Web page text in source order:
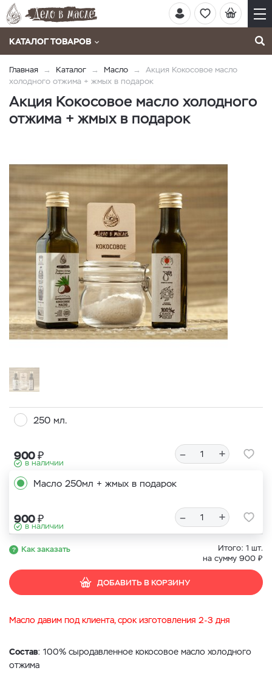
КАТАЛОГ ТОВАРОВ
Главная Каталог Масло
Акция Кокосовое масло
холодного отжима + жмых в подарок
Акция Кокосовое масло холодного
отжима + жмых в подарок
250 мл.
900₽ – +
в наличии
Масло 250мл + жмых в подарок
900₽ – +
в наличии
Как заказать Итого: 1 шт.
на сумму 900 ₽
ДОБАВИТЬ В КОРЗИНУ
Масло давим под клиента, срок изготовления 2-3 дня
Состав: 100% сыродавленное кокосовое масло холодного
отжима